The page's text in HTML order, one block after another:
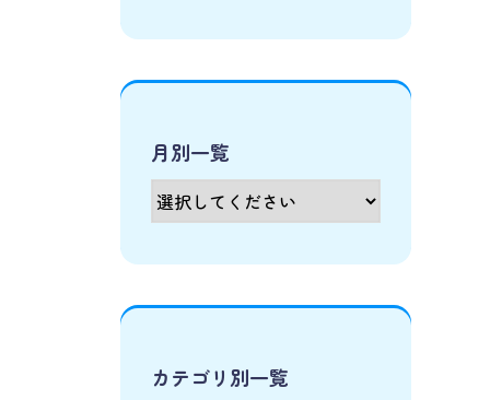
月別一覧
カテゴリ別一覧